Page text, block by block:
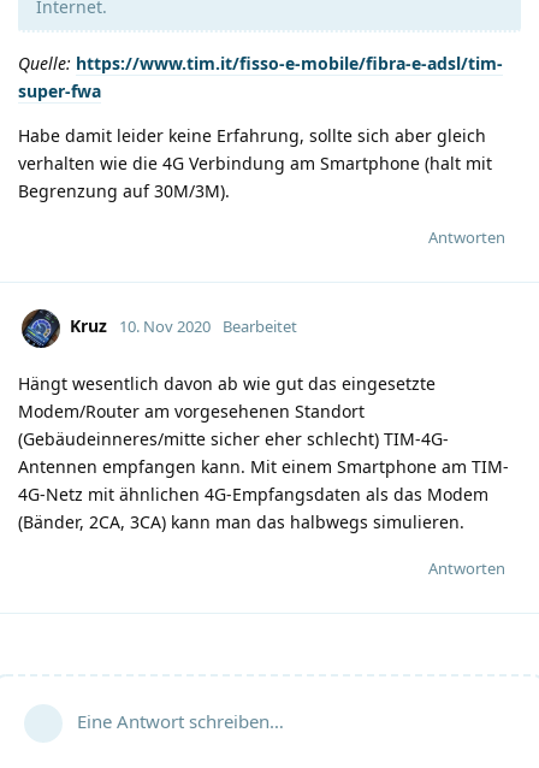
Internet.
Quelle: https://www.tim.it/fisso-e-mobile/fibra-e-adsl/tim-
super-fwa
Habe damit leider keine Erfahrung, sollte sich aber gleich
verhalten wie die 4G Verbindung am Smartphone (halt mit
Begrenzung auf 30M/3M).
Antworten
Kruz 10. Nov 2020 Bearbeitet
Hängt wesentlich davon ab wie gut das eingesetzte
Modem/Router am vorgesehenen Standort
(Gebäudeinneres/mitte sicher eher schlecht) TIM-4G-
Antennen empfangen kann. Mit einem Smartphone am TIM-
4G-Netz mit ähnlichen 4G-Empfangsdaten als das Modem
(Bänder, 2CA, 3CA) kann man das halbwegs simulieren.
Antworten
Eine Antwort schreiben…